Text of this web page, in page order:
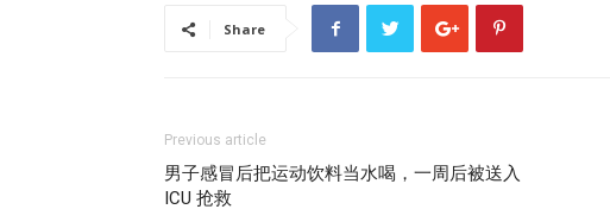
Share
Previous article
男子感冒后把运动饮料当水喝，一周后被送入
ICU 抢救